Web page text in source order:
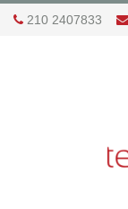
210 2407833